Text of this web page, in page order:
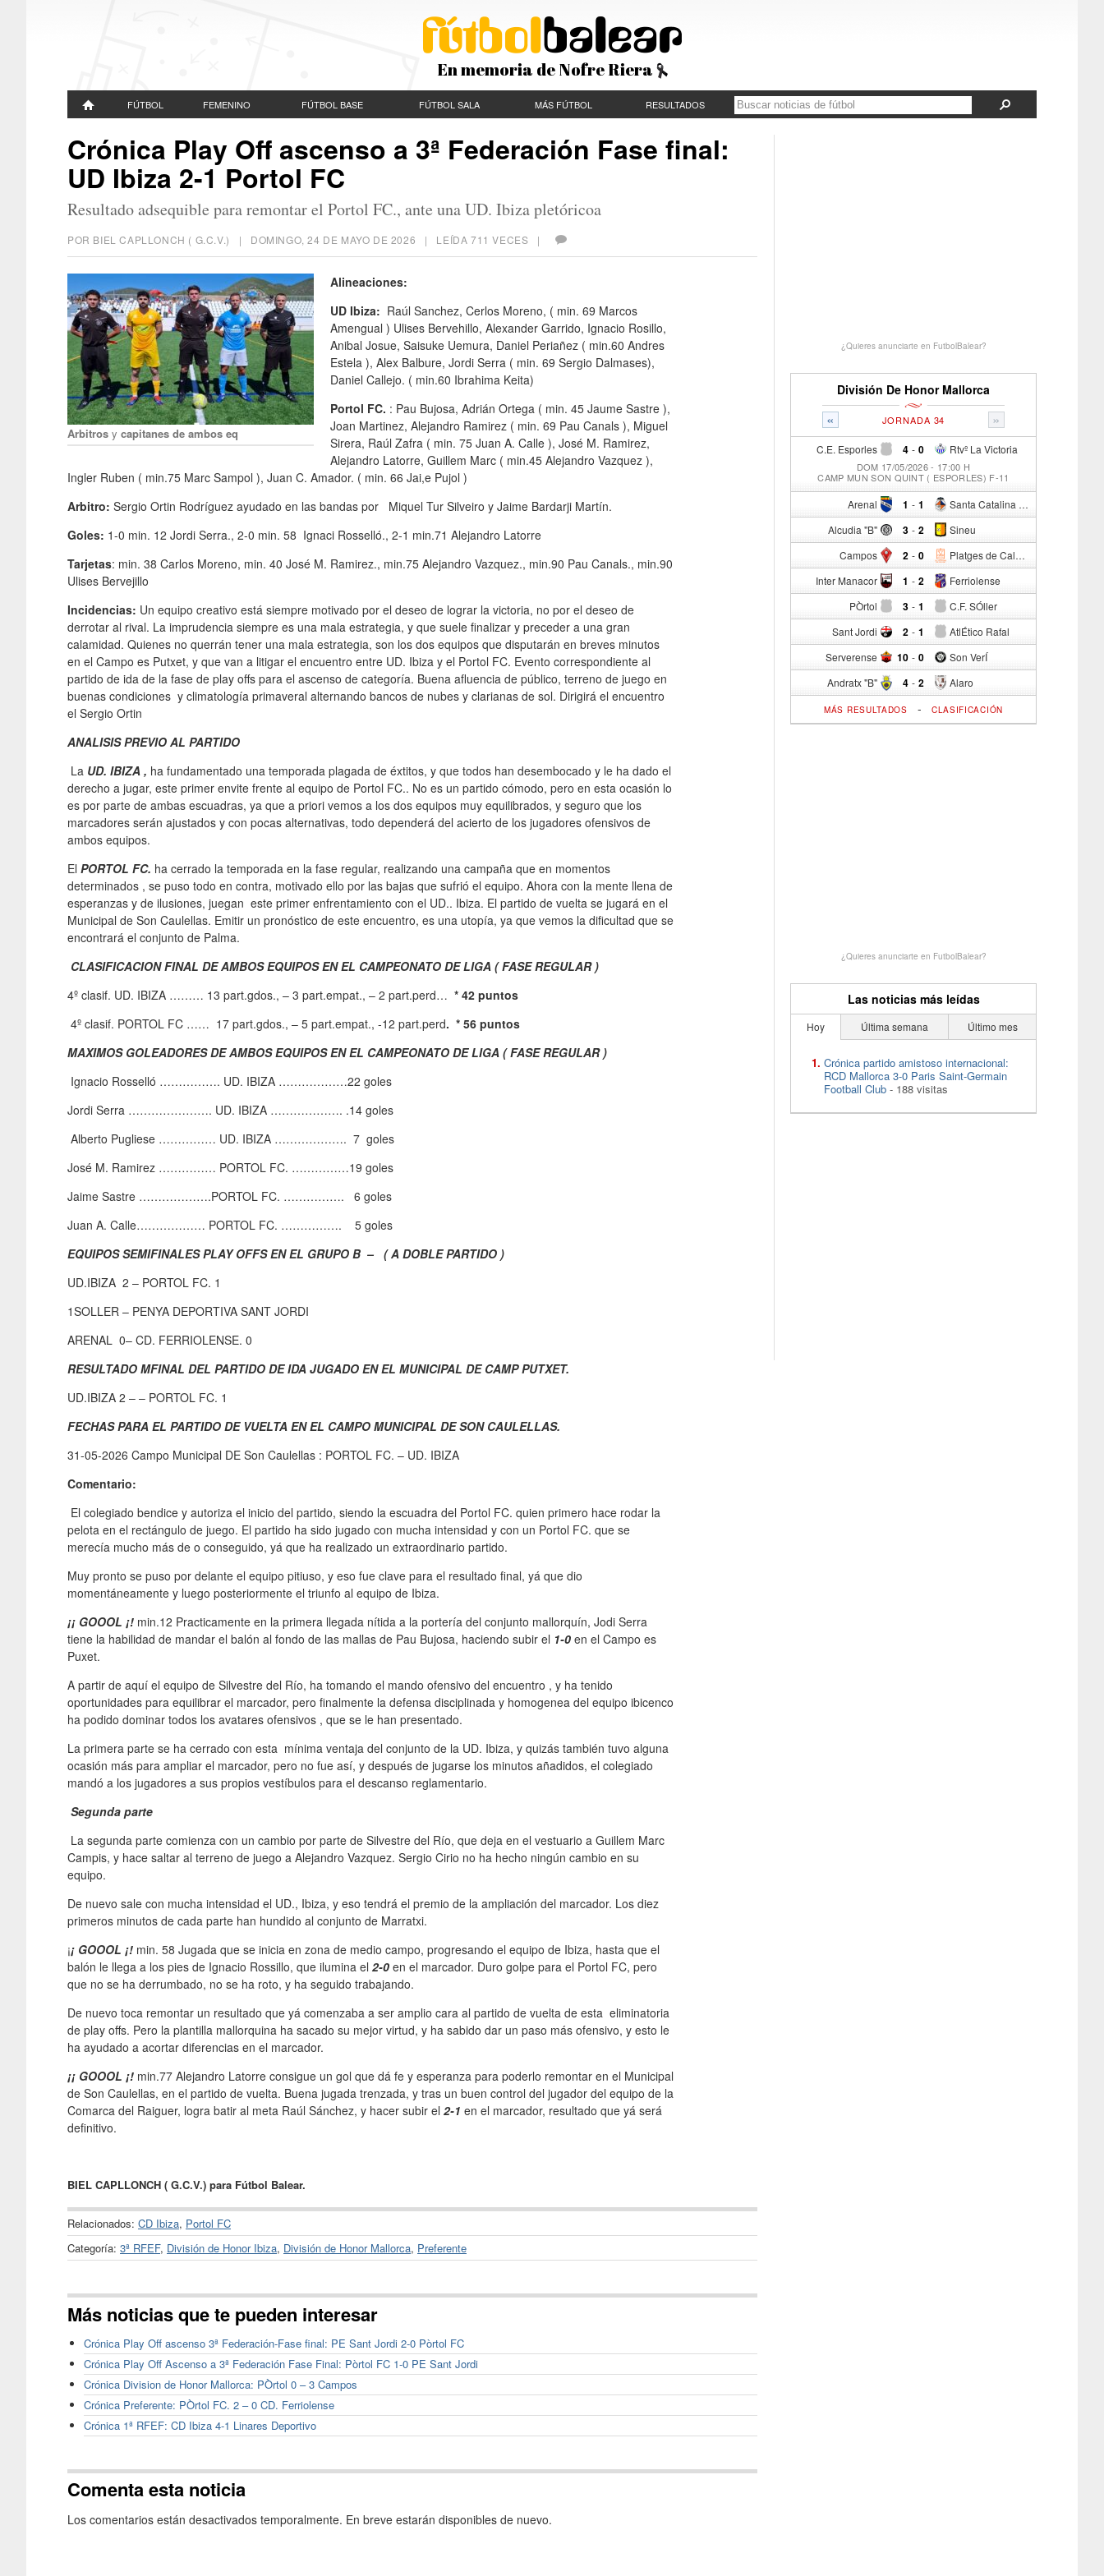
En memoria de Nofre Riera
FÚTBOL FEMENINO FÚTBOL BASE FÚTBOL SALA MÁS FÚTBOL RESULTADOS
Crónica Play Off ascenso a 3ª Federación Fase final:
UD Ibiza 2-1 Portol FC
Resultado adsequible para remontar el Portol FC., ante una UD. Ibiza pletóricoa
POR BIEL CAPLLONCH ( G.C.V.) | DOMINGO, 24 DE MAYO DE 2026 | LEÍDA 711 VECES |
Arbitros y capitanes de ambos eq
Alineaciones:
UD Ibiza: Raúl Sanchez, Cerlos Moreno, ( min. 69 Marcos
Amengual ) Ulises Bervehillo, Alexander Garrido, Ignacio Rosillo,
Anibal Josue, Saisuke Uemura, Daniel Periañez ( min.60 Andres
Estela ), Alex Balbure, Jordi Serra ( min. 69 Sergio Dalmases),
Daniel Callejo. ( min.60 Ibrahima Keita)
Portol FC. : Pau Bujosa, Adrián Ortega ( min. 45 Jaume Sastre ),
Joan Martinez, Alejandro Ramirez ( min. 69 Pau Canals ), Miguel
Sirera, Raúl Zafra ( min. 75 Juan A. Calle ), José M. Ramirez,
Alejandro Latorre, Guillem Marc ( min.45 Alejandro Vazquez ),
Ingler Ruben ( min.75 Marc Sampol ), Juan C. Amador. ( min. 66 Jai,e Pujol )
Arbitro: Sergio Ortin Rodríguez ayudado en las bandas por Miquel Tur Silveiro y Jaime Bardarji Martín.
Goles: 1-0 min. 12 Jordi Serra., 2-0 min. 58 Ignaci Rosselló., 2-1 min.71 Alejandro Latorre
Tarjetas: min. 38 Carlos Moreno, min. 40 José M. Ramirez., min.75 Alejandro Vazquez., min.90 Pau Canals., min.90
Ulises Bervejillo
Incidencias: Un equipo creativo está siempre motivado por el deseo de lograr la victoria, no por el deseo de
derrotar al rival. La imprudencia siempre es una mala estrategia, y que suele finalizar y preceder a una gran
calamidad. Quienes no querrán tener una mala estrategia, son los dos equipos que disputarán en breves minutos
en el Campo es Putxet, y que van a litigar el encuentro entre UD. Ibiza y el Portol FC. Evento correspondiente al
partido de ida de la fase de play offs para el ascenso de categoría. Buena afluencia de público, terreno de juego en
buenas condiciones y climatología primaveral alternando bancos de nubes y clarianas de sol. Dirigirá el encuentro
el Sergio Ortin
ANALISIS PREVIO AL PARTIDO
La UD. IBIZA , ha fundamentado una temporada plagada de éxtitos, y que todos han desembocado y le ha dado el
derecho a jugar, este primer envite frente al equipo de Portol FC.. No es un partido cómodo, pero en esta ocasión lo
es por parte de ambas escuadras, ya que a priori vemos a los dos equipos muy equilibrados, y seguro que los
marcadores serán ajustados y con pocas alternativas, todo dependerá del acierto de los jugadores ofensivos de
ambos equipos.
El PORTOL FC. ha cerrado la temporada en la fase regular, realizando una campaña que en momentos
determinados , se puso todo en contra, motivado ello por las bajas que sufrió el equipo. Ahora con la mente llena de
esperanzas y de ilusiones, juegan este primer enfrentamiento con el UD.. Ibiza. El partido de vuelta se jugará en el
Municipal de Son Caulellas. Emitir un pronóstico de este encuentro, es una utopía, ya que vemos la dificultad que se
encontrará el conjunto de Palma.
CLASIFICACION FINAL DE AMBOS EQUIPOS EN EL CAMPEONATO DE LIGA ( FASE REGULAR )
4º clasif. UD. IBIZA ……… 13 part.gdos., – 3 part.empat., – 2 part.perd… * 42 puntos
4º clasif. PORTOL FC …… 17 part.gdos., – 5 part.empat., -12 part.perd. * 56 puntos
MAXIMOS GOLEADORES DE AMBOS EQUIPOS EN EL CAMPEONATO DE LIGA ( FASE REGULAR )
Ignacio Rosselló ……………. UD. IBIZA ………………22 goles
Jordi Serra …………………. UD. IBIZA ………………. .14 goles
Alberto Pugliese …………… UD. IBIZA ………………. 7 goles
José M. Ramirez …………… PORTOL FC. ……………19 goles
Jaime Sastre ……………….PORTOL FC. ……………. 6 goles
Juan A. Calle……………… PORTOL FC. ……………. 5 goles
EQUIPOS SEMIFINALES PLAY OFFS EN EL GRUPO B – ( A DOBLE PARTIDO )
UD.IBIZA 2 – PORTOL FC. 1
1SOLLER – PENYA DEPORTIVA SANT JORDI
ARENAL 0– CD. FERRIOLENSE. 0
RESULTADO MFINAL DEL PARTIDO DE IDA JUGADO EN EL MUNICIPAL DE CAMP PUTXET.
UD.IBIZA 2 – – PORTOL FC. 1
FECHAS PARA EL PARTIDO DE VUELTA EN EL CAMPO MUNICIPAL DE SON CAULELLAS.
31-05-2026 Campo Municipal DE Son Caulellas : PORTOL FC. – UD. IBIZA
Comentario:
El colegiado bendice y autoriza el inicio del partido, siendo la escuadra del Portol FC. quien primero hace rodar la
pelota en el rectángulo de juego. El partido ha sido jugado con mucha intensidad y con un Portol FC. que se
merecía mucho más de o conseguido, yá que ha realizado un extraordinario partido.
Muy pronto se puso por delante el equipo pitiuso, y eso fue clave para el resultado final, yá que dio
momentáneamente y luego posteriormente el triunfo al equipo de Ibiza.
¡¡ GOOOL ¡! min.12 Practicamente en la primera llegada nítida a la portería del conjunto mallorquín, Jodi Serra
tiene la habilidad de mandar el balón al fondo de las mallas de Pau Bujosa, haciendo subir el 1-0 en el Campo es
Puxet.
A partir de aquí el equipo de Silvestre del Río, ha tomando el mando ofensivo del encuentro , y ha tenido
oportunidades para equilibrar el marcador, pero finalmente la defensa disciplinada y homogenea del equipo ibicenco
ha podido dominar todos los avatares ofensivos , que se le han presentado.
La primera parte se ha cerrado con esta mínima ventaja del conjunto de la UD. Ibiza, y quizás también tuvo alguna
ocasión más para ampliar el marcador, pero no fue así, y después de jugarse los minutos añadidos, el colegiado
mandó a los jugadores a sus propios vestíbulos para el descanso reglamentario.
Segunda parte
La segunda parte comienza con un cambio por parte de Silvestre del Río, que deja en el vestuario a Guillem Marc
Campis, y hace saltar al terreno de juego a Alejandro Vazquez. Sergio Cirio no ha hecho ningún cambio en su
equipo.
De nuevo sale con mucha intensidad el UD., Ibiza, y eso tendrá el premio de la ampliación del marcador. Los diez
primeros minutos de cada parte han hundido al conjunto de Marratxi.
¡¡ GOOOL ¡! min. 58 Jugada que se inicia en zona de medio campo, progresando el equipo de Ibiza, hasta que el
balón le llega a los pies de Ignacio Rossillo, que ilumina el 2-0 en el marcador. Duro golpe para el Portol FC, pero
que no se ha derrumbado, no se ha roto, y ha seguido trabajando.
De nuevo toca remontar un resultado que yá comenzaba a ser amplio cara al partido de vuelta de esta eliminatoria
de play offs. Pero la plantilla mallorquina ha sacado su mejor virtud, y ha sabido dar un paso más ofensivo, y esto le
ha ayudado a acortar diferencias en el marcador.
¡¡ GOOOL ¡! min.77 Alejandro Latorre consigue un gol que dá fe y esperanza para poderlo remontar en el Municipal
de Son Caulellas, en el partido de vuelta. Buena jugada trenzada, y tras un buen control del jugador del equipo de la
Comarca del Raiguer, logra batir al meta Raúl Sánchez, y hacer subir el 2-1 en el marcador, resultado que yá será
definitivo.
BIEL CAPLLONCH ( G.C.V.) para Fútbol Balear.
Relacionados: CD Ibiza, Portol FC
Categoría: 3ª RFEF, División de Honor Ibiza, División de Honor Mallorca, Preferente
Más noticias que te pueden interesar
Crónica Play Off ascenso 3ª Federación-Fase final: PE Sant Jordi 2-0 Pòrtol FC
Crónica Play Off Ascenso a 3ª Federación Fase Final: Pòrtol FC 1-0 PE Sant Jordi
Crónica Division de Honor Mallorca: PÒrtol 0 – 3 Campos
Crónica Preferente: PÒrtol FC. 2 – 0 CD. Ferriolense
Crónica 1ª RFEF: CD Ibiza 4-1 Linares Deportivo
Comenta esta noticia
Los comentarios están desactivados temporalmente. En breve estarán disponibles de nuevo.
¿Quieres anunciarte en FutbolBalear?
División De Honor Mallorca
« »
JORNADA 34
C.E. Esporles 4 - Rtvº La Victoria
0
DOM 17/05/2026 - 17:00 H
CAMP MUN SON QUINT ( ESPORLES) F-11
Arenal 1 - Santa Catalina Atº
1
Alcudia "B" 3 - Sineu
2
Campos 2 - Platges de Calvia "B"
0
Inter Manacor 1 - Ferriolense
2
PÒrtol 3 - C.F. SÓller
1
Sant Jordi 2 - AtlÉtico Rafal
1
Serverense 10 - Son VerÍ
0
Andratx "B" 4 - Alaro
2
MÁS RESULTADOS - CLASIFICACIÓN
¿Quieres anunciarte en FutbolBalear?
Las noticias más leídas
Hoy Última semana Último mes
Crónica partido amistoso internacional:
RCD Mallorca 3-0 Paris Saint-Germain
Football Club - 188 visitas